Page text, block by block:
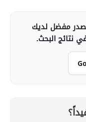
مفضل لديك
نتائج البحث.